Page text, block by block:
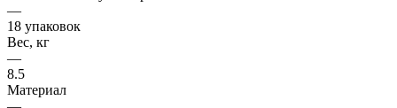
—
18 упаковок
Вес, кг
—
8.5
Материал